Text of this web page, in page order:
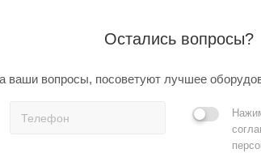
Остались вопросы?
ваши вопросы, посоветуют лучшее